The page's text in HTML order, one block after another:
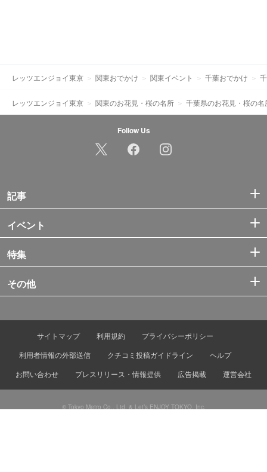
レッツエンジョイ東京 関東おでかけ 関東イベント 千葉おでかけ
レッツエンジョイ東京 関東のお花見・桜の名所 千葉県のお花見・桜の名
Follow Us
記事
イベント
特集
その他
サイトマップ 利用規約
プライバシーポリシー
利用者情報の外部送信
クチコミ投稿ガイドライン
ヘルプ
お問い合わせ
プレスリリース・情報提供 広告掲載 運営会社
© Tokyo Metro Co., Ltd. & Let’s ENJOY TOKYO, Inc.